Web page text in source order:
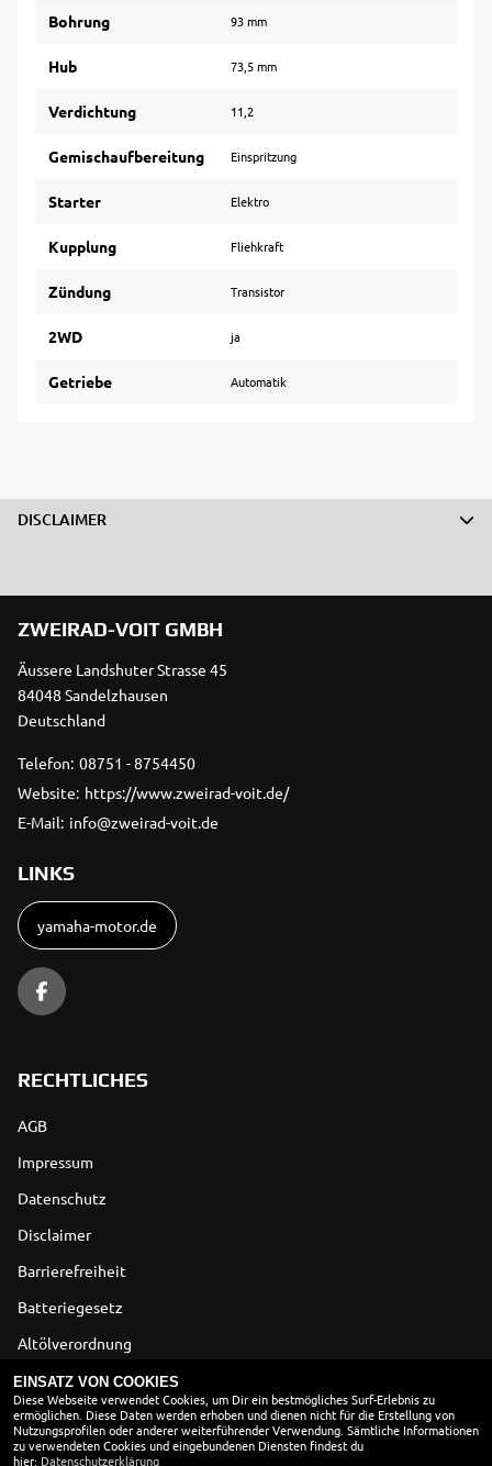
Bohrung 93 mm
Hub 73,5 mm
Verdichtung 11,2
Gemischaufbereitung Einspritzung
Starter Elektro
Kupplung Fliehkraft
Zündung Transistor
2WD ja
Getriebe Automatik
DISCLAIMER
ZWEIRAD-VOIT GMBH
Äussere Landshuter Strasse 45
84048 Sandelzhausen
Deutschland
Telefon: 08751 - 8754450
Website: https://www.zweirad-voit.de/
E-Mail: info@zweirad-voit.de
LINKS
yamaha-motor.de
RECHTLICHES
AGB
Impressum
Datenschutz
Disclaimer
Barrierefreiheit
Batteriegesetz
Altölverordnung
ÖFFNUNGSZEITEN
Montag: 08:00 - 12:00 und 14:00 - 18:00
EINSATZ VON COOKIES
Diese Webseite verwendet Cookies, um Dir ein bestmögliches Surf-Erlebnis zu
ermöglichen. Diese Daten werden erhoben und dienen nicht für die Erstellung von
Nutzungsprofilen oder anderer weiterführender Verwendung. Sämtliche Informationen
zu verwendeten Cookies und eingebundenen Diensten findest du
hier: Datenschutzerklärung